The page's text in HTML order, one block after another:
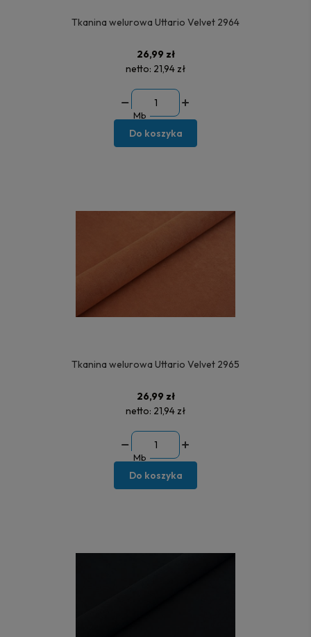
Tkanina welurowa Uttario Velvet 2964
26,99 zł
netto: 21,94 zł
Mb
Do koszyka
Tkanina welurowa Uttario Velvet 2965
26,99 zł
netto: 21,94 zł
Mb
Do koszyka